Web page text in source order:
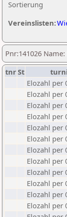
Sortierung
Vereinslisten:
Pnr:141026
tnrSt
Elozahl per
Elozahl per
Elozahl per
Elozahl per
Elozahl per
Elozahl per
Elozahl per
Elozahl per
Elozahl per
Elozahl per
Elozahl per
Elozahl per